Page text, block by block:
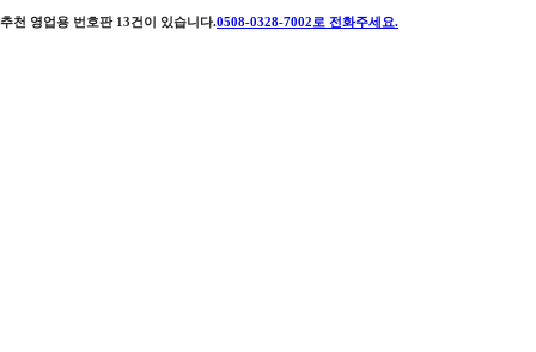
추천 영업용 번호판 13건이 있습니다.0508-0328-7002 로 전화주세요.